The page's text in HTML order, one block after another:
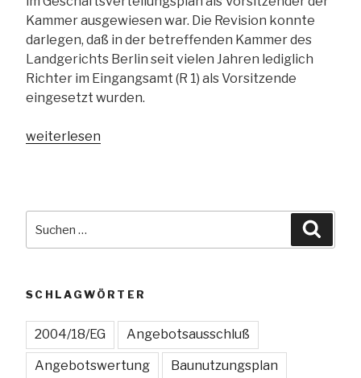
Kammer ausgewiesen war. Die Revision konnte
darlegen, daß in der betreffenden Kammer des
Landgerichts Berlin seit vielen Jahren lediglich
Richter im Eingangsamt (R 1) als Vorsitzende
eingesetzt wurden.
„Ist
Vorsitzes
einer
Kammer
Landgerichts
Richter
in
der
weiterlesen
nach:
SCHLAGWÖRTER
2004/18/EG Angebotsausschluß
Angebotswertung Baunutzungsplan